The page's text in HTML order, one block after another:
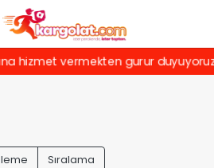
vermekten gurur duyuyoruz!
Sıralama